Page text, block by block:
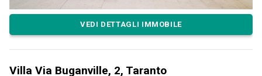
VEDI DETTAGLI IMMOBILE
Villa Via Buganville, 2, Taranto